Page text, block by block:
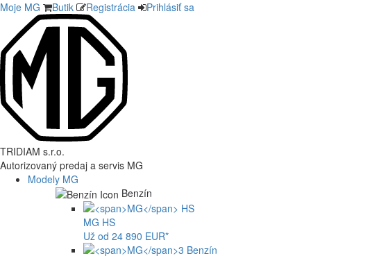
Moje MG Butik Registrácia Prihlásiť sa
TRIDIAM s.r.o.
Autorizovaný predaj a servis MG
Modely MG
Benzín
MG HS
Už od 24 890 EUR*